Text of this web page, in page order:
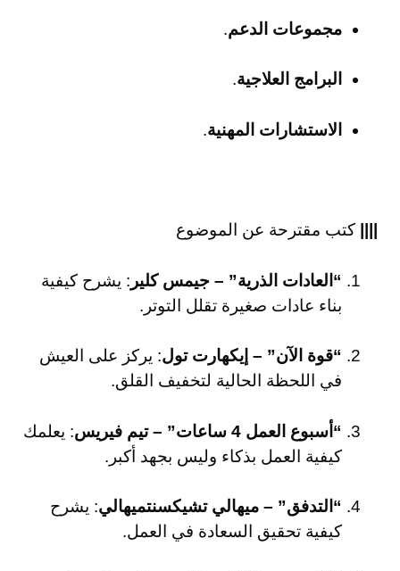
مجموعات الدعم.
البرامج العلاجية.
الاستشارات المهنية.
كتب مقترحة عن الموضوع
“العادات الذرية” – جيمس كلير : يشرح كيفية
بناء عادات صغيرة تقلل التوتر.
“قوة الآن” – إيكهارت تول: يركز على العيش
في اللحظة الحالية لتخفيف القلق.
“أسبوع العمل 4 ساعات” – تيم فيريس
: يعلمك
كيفية العمل بذكاء وليس بجهد أكبر.
“التدفق” – ميهالي تشيكسنتميهالي: يشرح
كيفية تحقيق السعادة في العمل.